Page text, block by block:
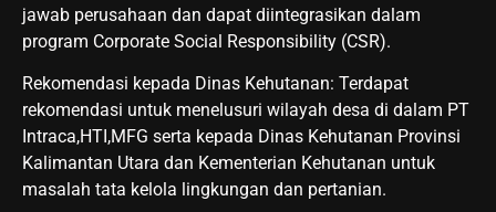
jawab perusahaan dan dapat diintegrasikan dalam
program Corporate Social Responsibility (CSR).
Rekomendasi kepada Dinas Kehutanan: Terdapat
rekomendasi untuk menelusuri wilayah desa di dalam PT
Intraca,HTI,MFG serta kepada Dinas Kehutanan Provinsi
Kalimantan Utara dan Kementerian Kehutanan untuk
masalah tata kelola lingkungan dan pertanian.